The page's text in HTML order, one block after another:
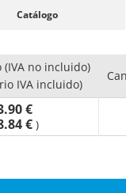
Catálogo
no incluido)
IVA incluido)
€
€ )